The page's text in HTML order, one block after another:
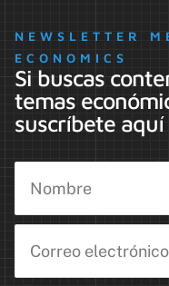
NEWSLETTER
ECONOMICS
Si buscas
temas
suscríbete aquí